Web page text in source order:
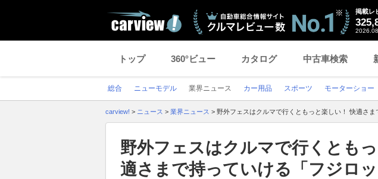
掲載レ
トップ 360°ビュー カタログ 中古車検索
総合 ニューモデル 業界ニュース カー用品 スポーツ モーターショー
carview! > ニュース > 業界ニュース > 野外フェスはクルマで行くともっと楽しい！ 快適さ
野外フェスはクルマで行くとも
適さまで持っていける「フジロッ